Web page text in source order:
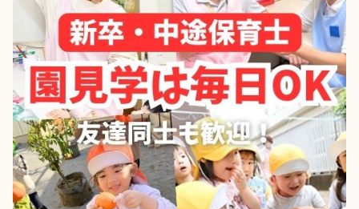
投資家情報 採用情報
Language
ホーム
利用者の声
プライバシーポリシー